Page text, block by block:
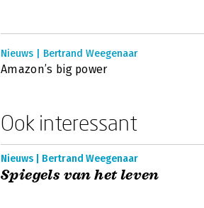
Nieuws | Bertrand Weegenaar
Amazon’s big power
Ook interessant
Nieuws | Bertrand Weegenaar
Spiegels van het leven